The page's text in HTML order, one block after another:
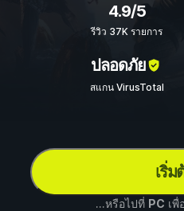
4.9/5
รีวิว 37K รายการ
ปลอดภัย
สแกน VirusTotal
เริ่ม
...หรือไปที่ PC เ